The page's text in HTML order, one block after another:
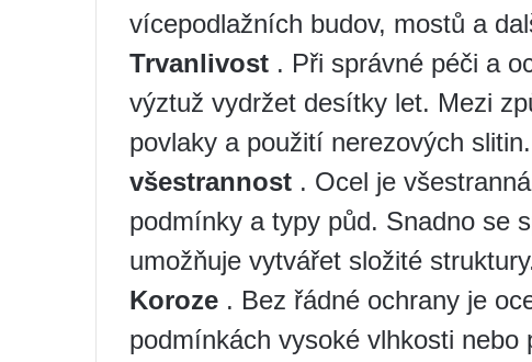
vícepodlažních budov, mostů a
Trvanlivost . Při správné péči a
výztuž vydržet desítky let. Mezi
povlaky a použití nerezových slitin.
všestrannost . Ocel je
podmínky a typy půd. Snadno se
umožňuje vytvářet složité
Koroze . Bez řádné ochrany je
podmínkách vysoké vlhkosti